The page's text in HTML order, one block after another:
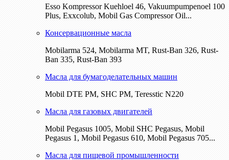
Esso Kompressor Kuehloel 46, Vakuumpumpenoel 100
Plus, Exxcolub, Mobil Gas Compressor Oil...
Консервационные масла
Mobilarma 524, Mobilarma MT, Rust-Ban 326, Rust-
Ban 335, Rust-Ban 393
Масла для бумагоделательных машин
Mobil DTE РМ, SHC PM, Teresstic N220
Масла для газовых двигателей
Mobil Pegasus 1005, Mobil SHC Pegasus, Mobil
Pegasus 1, Mobil Pegasus 610, Mobil Pegasus 705...
Масла для пищевой промышленности